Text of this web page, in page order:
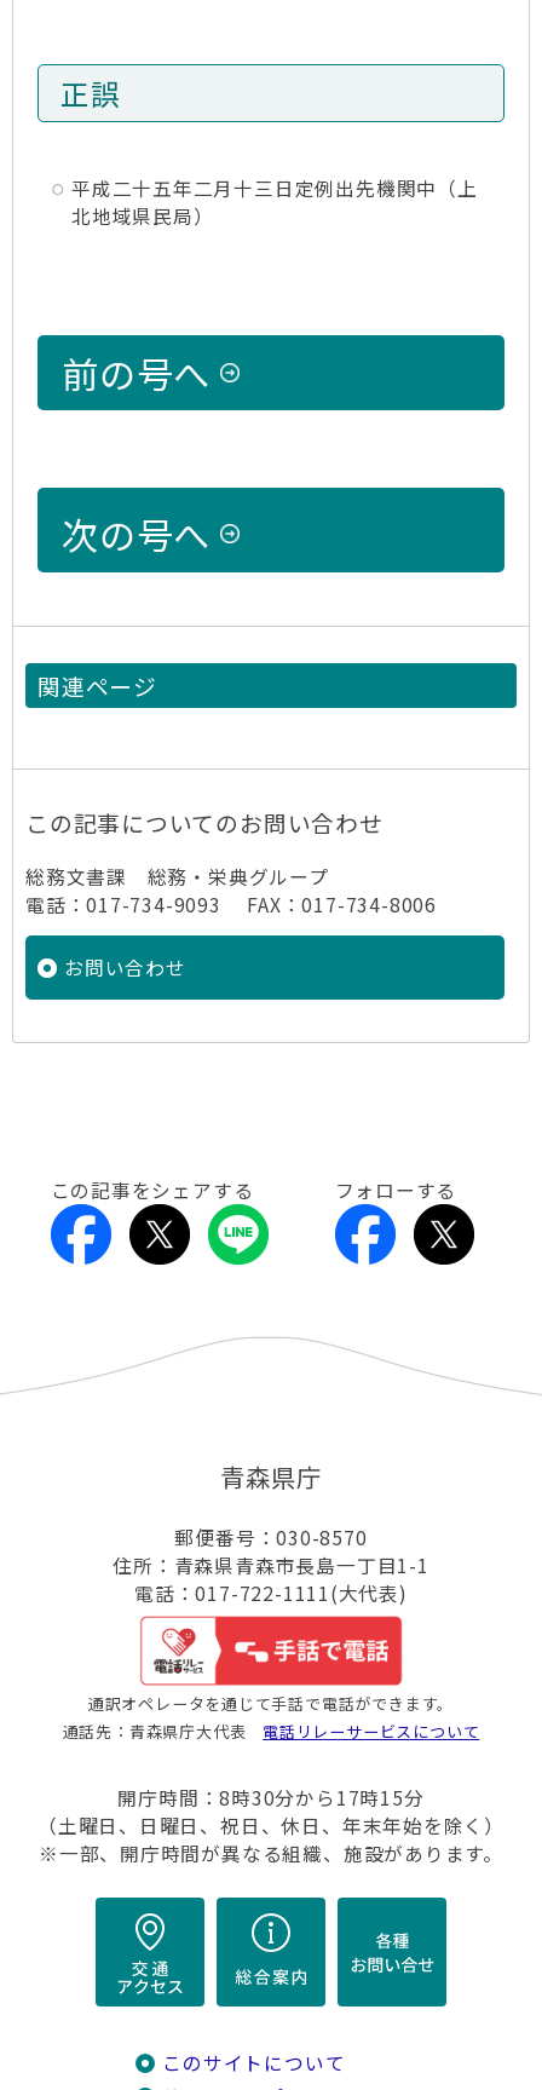
正誤
平成二十五年二月十三日定例出先機関中（上
北地域県民局）
前の号へ
次の号へ
関連ページ
この記事についてのお問い合わせ
総務文書課 総務・栄典グループ
電話：017-734-9093 FAX：017-734-8006
お問い合わせ
この記事をシェアする フォローする
青森県庁
郵便番号：030-8570
住所：青森県青森市長島一丁目1-1
電話：017-722-1111(大代表)
通訳オペレータを通じて手話で電話ができます。
通話先：青森県庁大代表 電話リレーサービスについて
開庁時間：8時30分から17時15分
（土曜日、日曜日、祝日、休日、年末年始を除く）
※一部、開庁時間が異なる組織、施設があります。
このサイトについて